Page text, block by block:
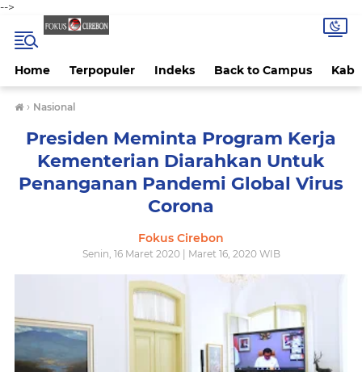
-->
Home Terpopuler Indeks Back to Campus Kab
› Nasional
Presiden Meminta Program Kerja
Kementerian Diarahkan Untuk
Penanganan Pandemi Global Virus
Corona
Fokus Cirebon
Senin, 16 Maret 2020 | Maret 16, 2020 WIB